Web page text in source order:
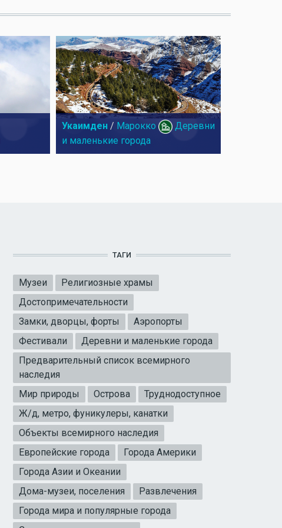
Укаимден / Марокко
Деревни
и маленькие города
ТАГИ
Музеи
Религиозные храмы
Достопримечательности
Замки, дворцы, форты
Аэропорты
Фестивали
Деревни и маленькие города
Предварительный список всемирного
наследия
Мир природы
Острова
Труднодоступное
Ж/д, метро, фуникулеры, канатки
Объекты всемирного наследия
Европейские города
Города Америки
Города Азии и Океании
Дома-музеи, поселения
Развлечения
Города мира и популярные города